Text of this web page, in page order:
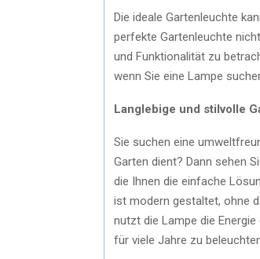
Die ideale Gartenleuchte
perfekte Gartenleuchte
und Funktionalität zu
wenn Sie eine Lampe
Langlebige und stilvolle
Sie suchen eine
Garten dient? Dann sehen
die Ihnen die einfache
ist modern gestaltet, ohne
nutzt die Lampe die
für viele Jahre zu